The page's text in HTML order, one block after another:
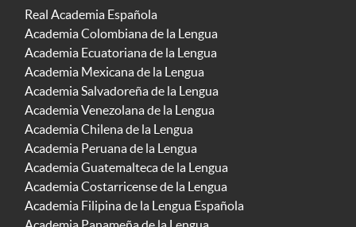
Real Academia Española
Academia Colombiana de la Lengua
Academia Ecuatoriana de la Lengua
Academia Mexicana de la Lengua
Academia Salvadoreña de la Lengua
Academia Venezolana de la Lengua
Academia Chilena de la Lengua
Academia Peruana de la Lengua
Academia Guatemalteca de la Lengua
Academia Costarricense de la Lengua
Academia Filipina de la Lengua Española